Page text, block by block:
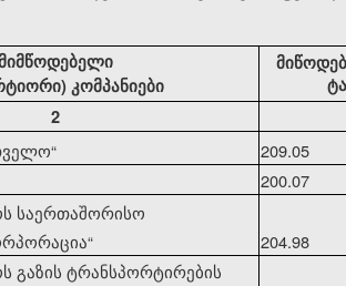
კომპანიები
2
“
209.05
200.07
საერთაშორისო
“
204.98
გაზის ტრანსპორტირების